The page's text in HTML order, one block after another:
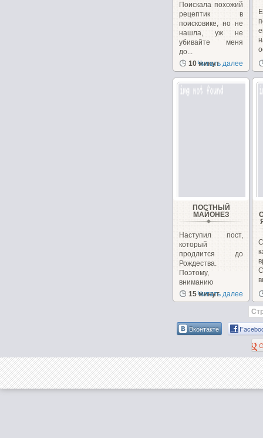
Поискала похожий
рецептик в
поисковике, но не
нашла, уж не
убивайте меня
до...
10 минут
Читать далее
ПОСТНЫЙ
МАЙОНЕЗ
Наступил пост,
который
продлится до
Рождества.
Поэтому,
вниманию
постящихся...
15 минут
Читать далее
Вконтакте